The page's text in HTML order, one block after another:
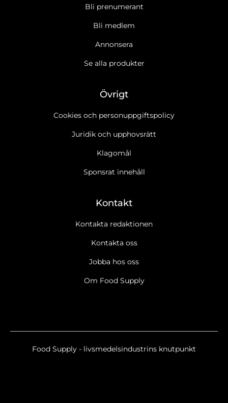
Bli prenumerant
Bli medlem
Annonsera
Se alla produkter
Övrigt
Cookies och personuppgiftspolicy
Juridik och upphovsrätt
Klagomål
Sponsrat innehåll
Kontakt
Kontakta redaktionen
Kontakta oss
Jobba hos oss
Om Food Supply
Food Supply - livsmedelsindustrins knutpunkt